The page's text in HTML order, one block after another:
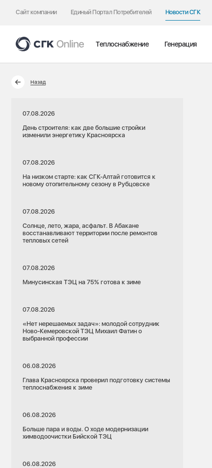
Сайт компании Единый Портал Потребителей Новости СГК
Теплоснабжение Генерация
Назад
07.08.2026
День строителя: как две большие стройки
изменили энергетику Красноярска
07.08.2026
На низком старте: как СГК-Алтай готовится к
новому отопительному сезону в Рубцовске
07.08.2026
Солнце, лето, жара, асфальт. В Абакане
восстанавливают территории после ремонтов
тепловых сетей
07.08.2026
Минусинская ТЭЦ на 75% готова к зиме
07.08.2026
«Нет нерешаемых задач»: молодой сотрудник
Ново-Кемеровской ТЭЦ Михаил Фатин о
выбранной профессии
06.08.2026
Глава Красноярска проверил подготовку системы
теплоснабжения к зиме
06.08.2026
Больше пара и воды. О ходе модернизации
химводоочистки Бийской ТЭЦ
06.08.2026